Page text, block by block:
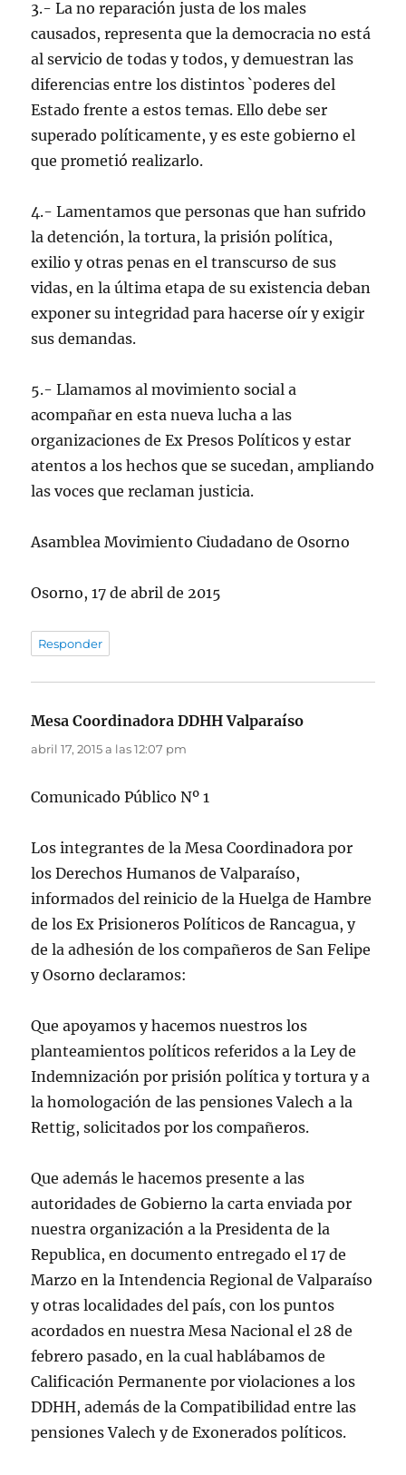
3.- La no reparación justa de los males
causados, representa que la democracia no está
al servicio de todas y todos, y demuestran las
diferencias entre los distintos `poderes del
Estado frente a estos temas. Ello debe ser
superado políticamente, y es este gobierno el
que prometió realizarlo.
4.- Lamentamos que personas que han sufrido
la detención, la tortura, la prisión política,
exilio y otras penas en el transcurso de sus
vidas, en la última etapa de su existencia deban
exponer su integridad para hacerse oír y exigir
sus demandas.
5.- Llamamos al movimiento social a
acompañar en esta nueva lucha a las
organizaciones de Ex Presos Políticos y estar
atentos a los hechos que se sucedan, ampliando
las voces que reclaman justicia.
Asamblea Movimiento Ciudadano de Osorno
Osorno, 17 de abril de 2015
Responder
Mesa Coordinadora DDHH Valparaíso
abril 17, 2015 a las 12:07 pm
Comunicado Público Nº 1
Los integrantes de la Mesa Coordinadora por
los Derechos Humanos de Valparaíso,
informados del reinicio de la Huelga de Hambre
de los Ex Prisioneros Políticos de Rancagua, y
de la adhesión de los compañeros de San Felipe
y Osorno declaramos:
Que apoyamos y hacemos nuestros los
planteamientos políticos referidos a la Ley de
Indemnización por prisión política y tortura y a
la homologación de las pensiones Valech a la
Rettig, solicitados por los compañeros.
Que además le hacemos presente a las
autoridades de Gobierno la carta enviada por
nuestra organización a la Presidenta de la
Republica, en documento entregado el 17 de
Marzo en la Intendencia Regional de Valparaíso
y otras localidades del país, con los puntos
acordados en nuestra Mesa Nacional el 28 de
febrero pasado, en la cual hablábamos de
Calificación Permanente por violaciones a los
DDHH, además de la Compatibilidad entre las
pensiones Valech y de Exonerados políticos.